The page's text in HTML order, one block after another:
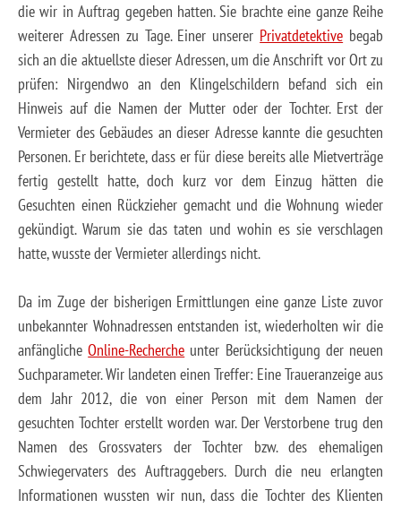
die wir in Auftrag gegeben hatten. Sie brachte eine ganze Reihe
weiterer Adressen zu Tage. Einer unserer Privatdetektive begab
sich an die aktuellste dieser Adressen, um die Anschrift vor Ort zu
prüfen: Nirgendwo an den Klingelschildern befand sich ein
Hinweis auf die Namen der Mutter oder der Tochter. Erst der
Vermieter des Gebäudes an dieser Adresse kannte die gesuchten
Personen. Er berichtete, dass er für diese bereits alle Mietverträge
fertig gestellt hatte, doch kurz vor dem Einzug hätten die
Gesuchten einen Rückzieher gemacht und die Wohnung wieder
gekündigt. Warum sie das taten und wohin es sie verschlagen
hatte, wusste der Vermieter allerdings nicht.
Da im Zuge der bisherigen Ermittlungen eine ganze Liste zuvor
unbekannter Wohnadressen entstanden ist, wiederholten wir die
anfänglicheOnline-Recherche unter Berücksichtigung der neuen
Suchparameter. Wir landeten einen Treffer: Eine Traueranzeige aus
dem Jahr 2012, die von einer Person mit dem Namen der
gesuchten Tochter erstellt worden war. Der Verstorbene trug den
Namen des Grossvaters der Tochter bzw. des ehemaligen
Schwiegervaters des Auftraggebers. Durch die neu erlangten
Informationen wussten wir nun, dass die Tochter des Klienten